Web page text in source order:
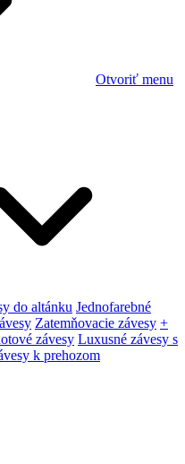
Otvoriť menu
do altánku Jednofarebné
Zatemňovacie závesy +
závesy Luxusné závesy s
k prehozom